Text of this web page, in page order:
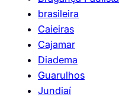
brasileira
Caieiras
Cajamar
Diadema
Guarulhos
Jundiaí